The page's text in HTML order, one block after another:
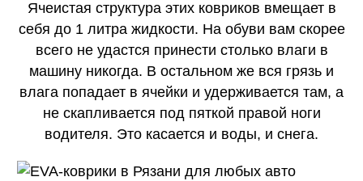
Ячеистая структура этих ковриков вмещает в
себя до 1 литра жидкости. На обуви вам скорее
всего не удастся принести столько влаги в
машину никогда. В остальном же вся грязь и
влага попадает в ячейки и удерживается там, а
не скапливается под пяткой правой ноги
водителя. Это касается и воды, и снега.